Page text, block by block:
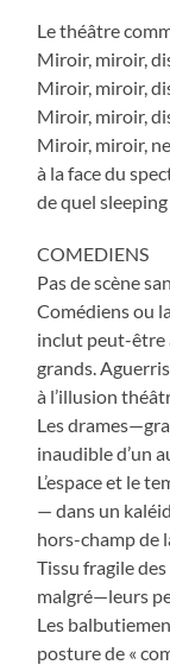
Le théâtre
Miroir, miroir,
Miroir, miroir,
Miroir, miroir,
Miroir, miroir,
à la face du
de quel
COMEDIENS
Pas de scène
Comédiens ou
inclut peut-être
grands.
à l’illusion
Les
inaudible d’un
L’espace et le
— dans un
hors-champ de
Tissu fragile
malgré—leurs
Les
posture de «